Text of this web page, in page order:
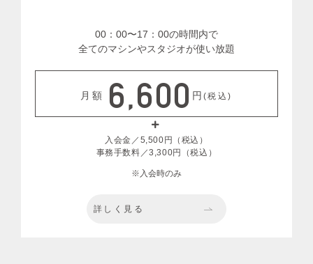
00：00〜17：00の時間内で
全てのマシンやスタジオが使い放題
月額 6,600 円 (税込)
入会金／5,500円（税込）
事務手数料／3,300円（税込）
※入会時のみ
詳しく見る